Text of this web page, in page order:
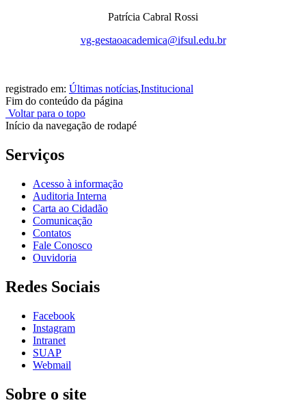
Patrícia Cabral Rossi
vg-gestaoacademica@ifsul.edu.br
registrado em: Últimas notícias,Institucional
Fim do conteúdo da página
Voltar para o topo
Início da navegação de rodapé
Serviços
Acesso à informação
Auditoria Interna
Carta ao Cidadão
Comunicação
Contatos
Fale Conosco
Ouvidoria
Redes Sociais
Facebook
Instagram
Intranet
SUAP
Webmail
Sobre o site